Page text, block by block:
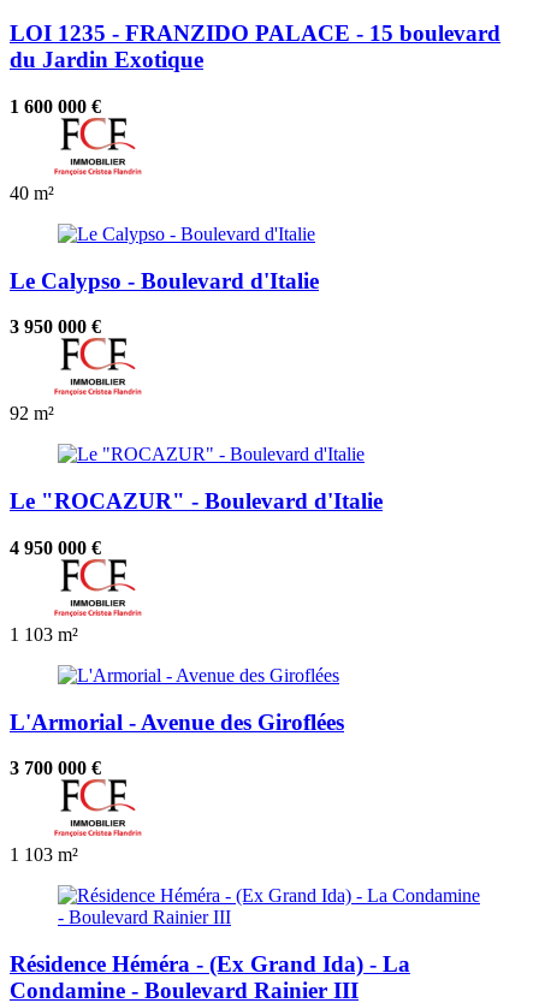
LOI 1235 - FRANZIDO PALACE - 15 boulevard
du Jardin Exotique
1 600 000 €
40 m²
Le Calypso - Boulevard d'Italie
3 950 000 €
92 m²
Le "ROCAZUR" - Boulevard d'Italie
4 950 000 €
1 103 m²
L'Armorial - Avenue des Giroflées
3 700 000 €
1 103 m²
Résidence Héméra - (Ex Grand Ida) - La
Condamine - Boulevard Rainier III